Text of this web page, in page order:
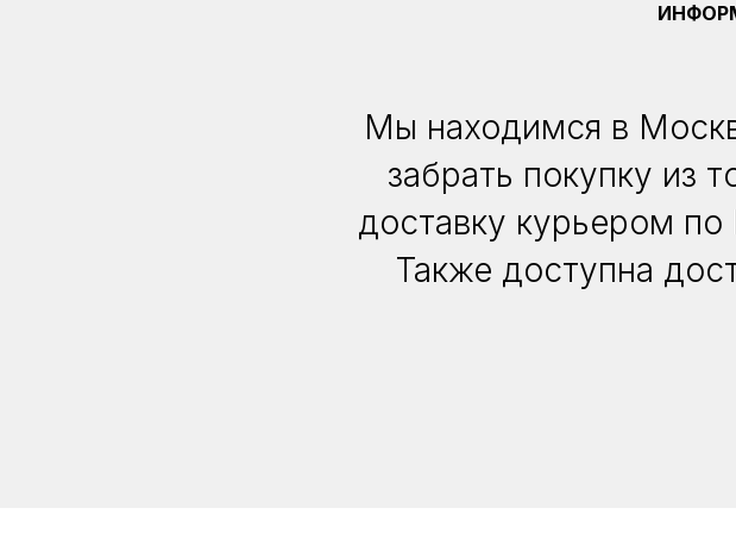
Мы находимся в
забрать покупку из
доставку курьером
Также доступна